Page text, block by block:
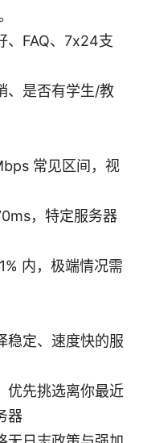
、FAQ、7x24支
、是否有学生/教
常见区间，视
，特定服务器
内，极端情况需
稳定、速度快的服
优先挑选离你最近
器